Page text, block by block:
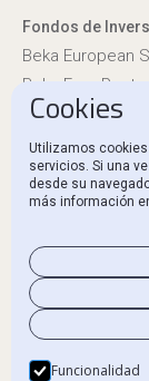
Fondos de
Beka European
Beka Euro Renta,
Canal Ético y
Aviso Legal
Política de privacidad
Cookies
Utilizamos
servicios. Si una
desde su
más información
Funcionalidad